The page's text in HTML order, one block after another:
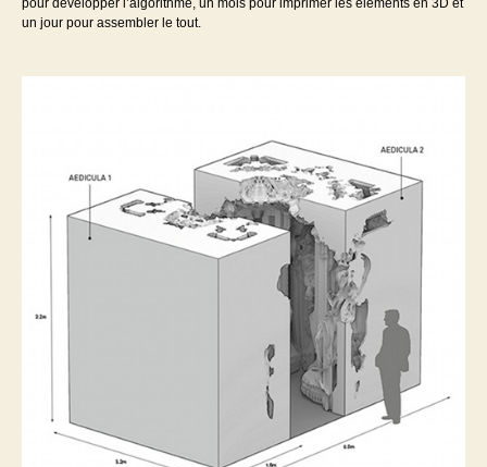
pour développer l’algorithme, un mois pour imprimer les éléments en 3D et
un jour pour assembler le tout.